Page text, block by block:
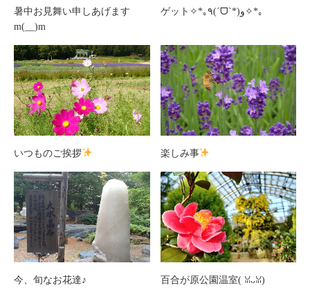
暑中お見舞い申しあげます
m(__)m
ゲット✧*｡٩(ˊᗜˋ*)و✧*｡
いつものご挨拶 楽しみ事
今、旬なお花達♪ 百合が原公園温室(⁠ ⁠ꈍ⁠ᴗ⁠ꈍ⁠)